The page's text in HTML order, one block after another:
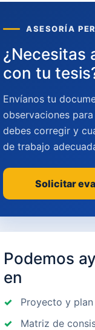
ASESORÍA
¿Necesitas
con tu
Envíanos tu
observaciones
debes corregir y
de trabajo
Solicitar
Podemos
en
Proyecto y
Matriz de